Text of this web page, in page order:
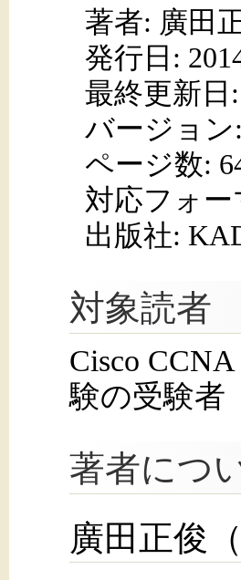
著者: 廣田
発行日:
最終更新日
バージョン
ページ数:
対応フォ
出版社:
対象読者
Cisco
験の受験者
著者につ
廣田正俊